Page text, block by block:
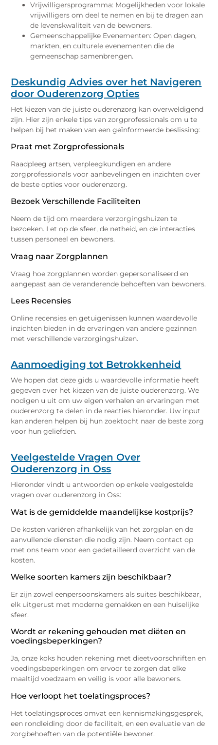
Vrijwilligersprogramma: Mogelijkheden voor lokale
vrijwilligers om deel te nemen en bij te dragen aan
de levenskwaliteit van de bewoners.
Gemeenschappelijke Evenementen: Open dagen,
markten, en culturele evenementen die de
gemeenschap samenbrengen.
Deskundig Advies over het Navigeren
door Ouderenzorg Opties
Het kiezen van de juiste ouderenzorg kan overweldigend
zijn. Hier zijn enkele tips van zorgprofessionals om u te
helpen bij het maken van een geïnformeerde beslissing:
Praat met Zorgprofessionals
Raadpleeg artsen, verpleegkundigen en andere
zorgprofessionals voor aanbevelingen en inzichten over
de beste opties voor ouderenzorg.
Bezoek Verschillende Faciliteiten
Neem de tijd om meerdere verzorgingshuizen te
bezoeken. Let op de sfeer, de netheid, en de interacties
tussen personeel en bewoners.
Vraag naar Zorgplannen
Vraag hoe zorgplannen worden gepersonaliseerd en
aangepast aan de veranderende behoeften van bewoners.
Lees Recensies
Online recensies en getuigenissen kunnen waardevolle
inzichten bieden in de ervaringen van andere gezinnen
met verschillende verzorgingshuizen.
Aanmoediging tot Betrokkenheid
We hopen dat deze gids u waardevolle informatie heeft
gegeven over het kiezen van de juiste ouderenzorg. We
nodigen u uit om uw eigen verhalen en ervaringen met
ouderenzorg te delen in de reacties hieronder. Uw input
kan anderen helpen bij hun zoektocht naar de beste zorg
voor hun geliefden.
Veelgestelde Vragen Over
Ouderenzorg in Oss
Hieronder vindt u antwoorden op enkele veelgestelde
vragen over ouderenzorg in Oss:
Wat is de gemiddelde maandelijkse kostprijs?
De kosten variëren afhankelijk van het zorgplan en de
aanvullende diensten die nodig zijn. Neem contact op
met ons team voor een gedetailleerd overzicht van de
kosten.
Welke soorten kamers zijn beschikbaar?
Er zijn zowel eenpersoonskamers als suites beschikbaar,
elk uitgerust met moderne gemakken en een huiselijke
sfeer.
Wordt er rekening gehouden met diëten en
voedingsbeperkingen?
Ja, onze koks houden rekening met dieetvoorschriften en
voedingsbeperkingen om ervoor te zorgen dat elke
maaltijd voedzaam en veilig is voor alle bewoners.
Hoe verloopt het toelatingsproces?
Het toelatingsproces omvat een kennismakingsgesprek,
een rondleiding door de faciliteit, en een evaluatie van de
zorgbehoeften van de potentiële bewoner.